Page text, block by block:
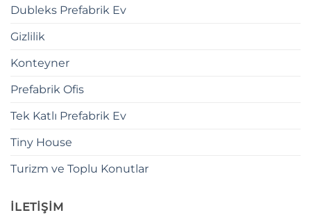
Dubleks Prefabrik Ev
Gizlilik
Konteyner
Prefabrik Ofis
Tek Katlı Prefabrik Ev
Tiny House
Turizm ve Toplu Konutlar
İLETİŞİM